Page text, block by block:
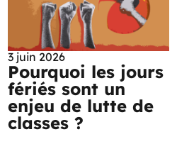
3 juin 2026
Pourquoi les jours
fériés sont un
enjeu de lutte de
classes ?